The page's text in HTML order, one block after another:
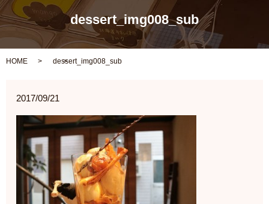
dessert_img008_sub
HOME dessert_img008_sub
2017/09/21